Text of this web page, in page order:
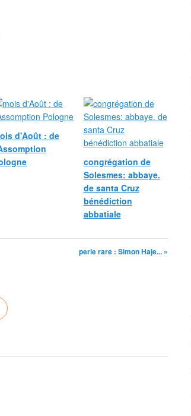
d'Août : de
congrégation de
Solesmes: abbaye.
de santa Cruz
bénédiction
abbatiale
perle rare : Simon Haje... »